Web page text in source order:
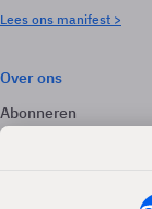
Lees ons manifest >
Over ons
Abonneren
Adverteren